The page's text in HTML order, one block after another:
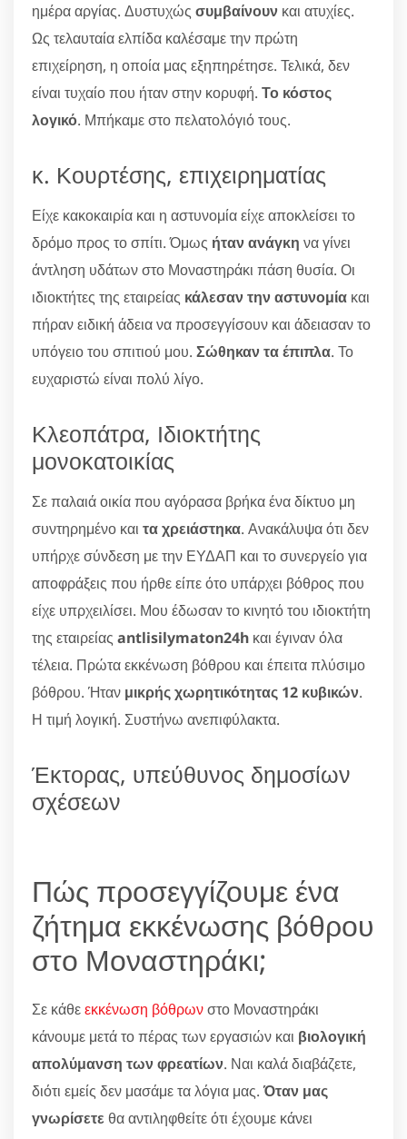
ημέρα αργίας. Δυστυχώς συμβαίνουν και ατυχίες.
Ως τελαυταία ελπίδα καλέσαμε την πρώτη
επιχείρηση, η οποία μας εξηπηρέτησε. Τελικά, δεν
είναι τυχαίο που ήταν στην κορυφή. Το κόστος
λογικό. Μπήκαμε στο πελατολόγιό τους.
κ. Κουρτέσης, επιχειρηματίας
Είχε κακοκαιρία και η αστυνομία είχε αποκλείσει το
δρόμο προς το σπίτι. Όμως ήταν ανάγκη να γίνει
άντληση υδάτων στο Μοναστηράκι πάση θυσία. Οι
ιδιοκτήτες της εταιρείας κάλεσαν την αστυνομία και
πήραν ειδική άδεια να προσεγγίσουν και άδειασαν το
υπόγειο του σπιτιού μου. Σώθηκαν τα έπιπλα. Το
ευχαριστώ είναι πολύ λίγο.
Κλεοπάτρα, Ιδιοκτήτης
μονοκατοικίας
Σε παλαιά οικία που αγόρασα βρήκα ένα δίκτυο μη
συντηρημένο και τα χρειάστηκα. Ανακάλυψα ότι δεν
υπήρχε σύνδεση με την ΕΥΔΑΠ και το συνεργείο για
αποφράξεις που ήρθε είπε ότο υπάρχει βόθρος που
είχε υπρχειλίσει. Μου έδωσαν το κινητό του ιδιοκτήτη
της εταιρείας antlisilymaton24h και έγιναν όλα
τέλεια. Πρώτα εκκένωση βόθρου και έπειτα πλύσιμο
βόθρου. Ήταν μικρής χωρητικότητας 12 κυβικών.
Η τιμή λογική. Συστήνω ανεπιφύλακτα.
Έκτορας, υπεύθυνος δημοσίων
σχέσεων
Πώς προσεγγίζουμε ένα
ζήτημα εκκένωσης βόθρου
στο Μοναστηράκι;
Σε κάθεεκκένωση βόθρωνστο Μοναστηράκι
κάνουμε μετά το πέρας των εργασιών και βιολογική
απολύμανση των φρεατίων. Ναι καλά διαβάζετε,
διότι εμείς δεν μασάμε τα λόγια μας.Όταν μας
γνωρίσετε θα αντιληφθείτε ότι έχουμε κάνει